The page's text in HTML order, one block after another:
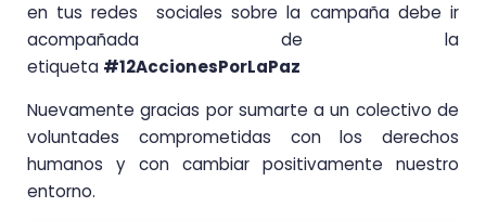
en tus redes sociales sobre la campaña debe ir
acompañada de la
etiqueta #12AccionesPorLaPaz
Nuevamente gracias por sumarte a un colectivo de
voluntades comprometidas con los derechos
humanos y con cambiar positivamente nuestro
entorno.